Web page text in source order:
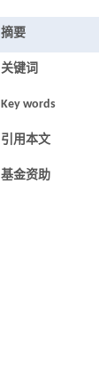
摘要
关键词
Key words
引用本文
基金资助